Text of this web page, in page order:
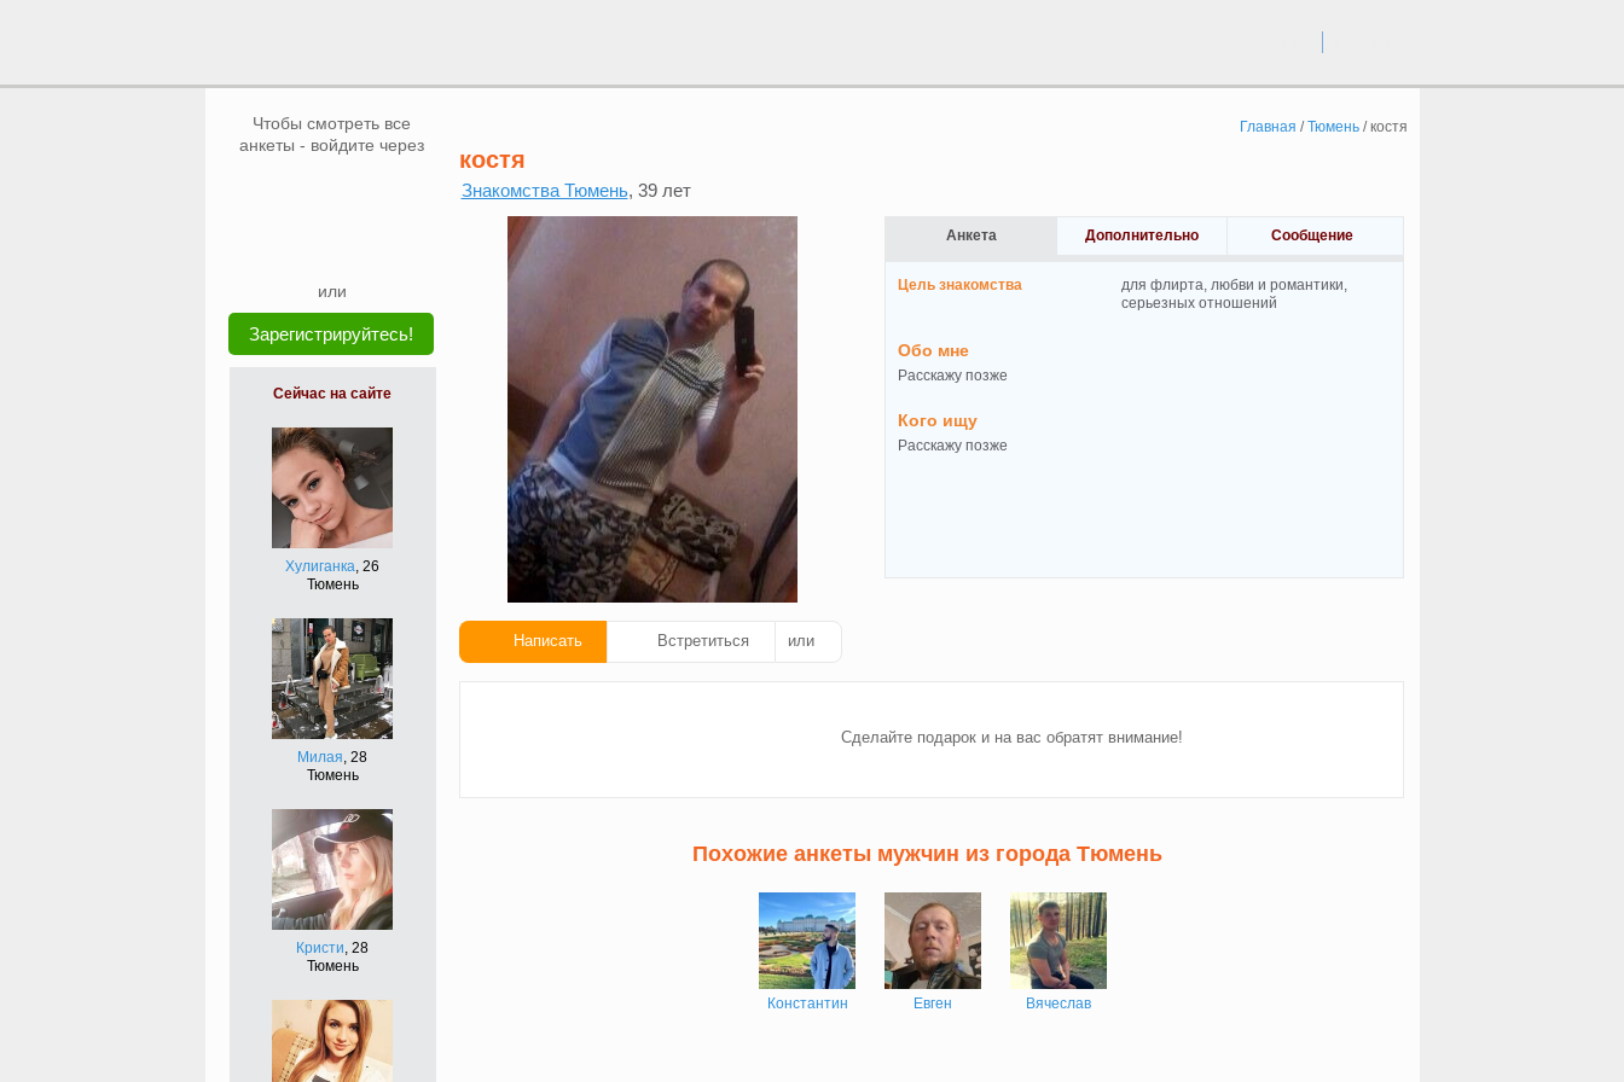
Чтобы смотреть все
анкеты - войдите через
или
Зарегистрируйтесь!
Сейчас на сайте
Хулиганка, 26
Тюмень
Милая, 28
Тюмень
Кристи, 28
Тюмень
Главная /Тюмень/костя
костя
Знакомства Тюмень, 39 лет
Написать Встретиться или
Анкета Дополнительно Сообщение
Цель знакомства
для флирта, любви и романтики,
cерьезных отношений
Обо мне
Расскажу позже
Кого ищу
Расскажу позже
Сделайте подарок и на вас обратят внимание!
Похожие анкеты мужчин из города Тюмень
Константин Евген Вячеслав